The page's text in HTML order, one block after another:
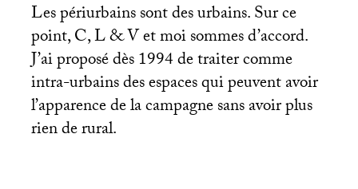
Les périurbains sont des urbains. Sur ce
point, C, L & V et moi sommes d’accord.
J’ai proposé dès 1994 de traiter comme
intra-urbains des espaces qui peuvent avoir
l’apparence de la campagne sans avoir plus
rien de rural.